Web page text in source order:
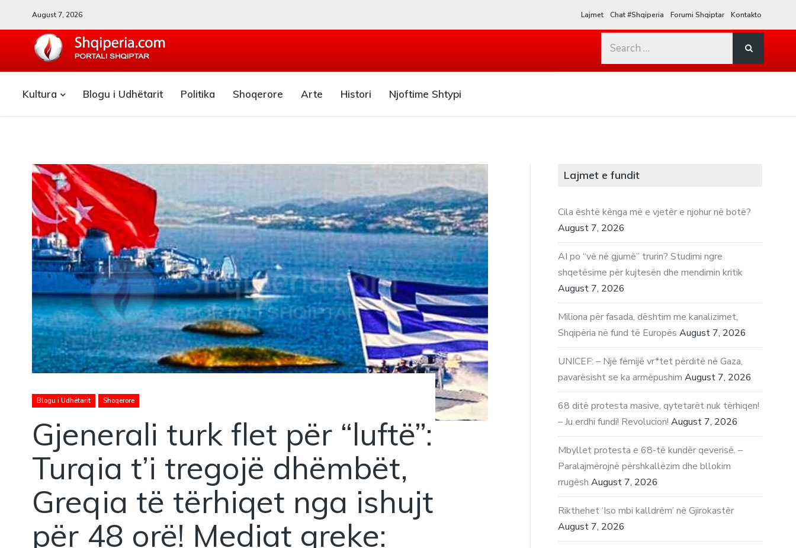
August 7, 2026 Lajmet Chat #Shqiperia Forumi Shqiptar Kontakto
Search
Kultura Blogu i Udhëtarit Politika Shoqerore Arte Histori Njoftime Shtypi
Blogu i Udhëtarit Shoqerore
Gjenerali turk flet për “luftë”:
Turqia t’i tregojë dhëmbët,
Greqia të tërhiqet nga ishujt
për 48 orë! Mediat greke:
Lajmet e fundit
Cila është kënga më e vjetër e njohur në botë?
August 7, 2026
AI po “vë në gjumë” trurin? Studimi ngre
shqetësime për kujtesën dhe mendimin kritik
August 7, 2026
Miliona për fasada, dështim me kanalizimet,
Shqipëria në fund të Europës August 7, 2026
UNICEF: – Një fëmijë vr*tet përditë në Gaza,
pavarësisht se ka armëpushim August 7, 2026
68 ditë protesta masive, qytetarët nuk tërhiqen!
– Ju erdhi fundi! Revolucion! August 7, 2026
Mbyllet protesta e 68-të kundër qeverisë. –
Paralajmërojnë përshkallëzim dhe bllokim
rrugësh August 7, 2026
Rikthehet ‘Iso mbi kalldrëm’ në Gjirokastër
August 7, 2026